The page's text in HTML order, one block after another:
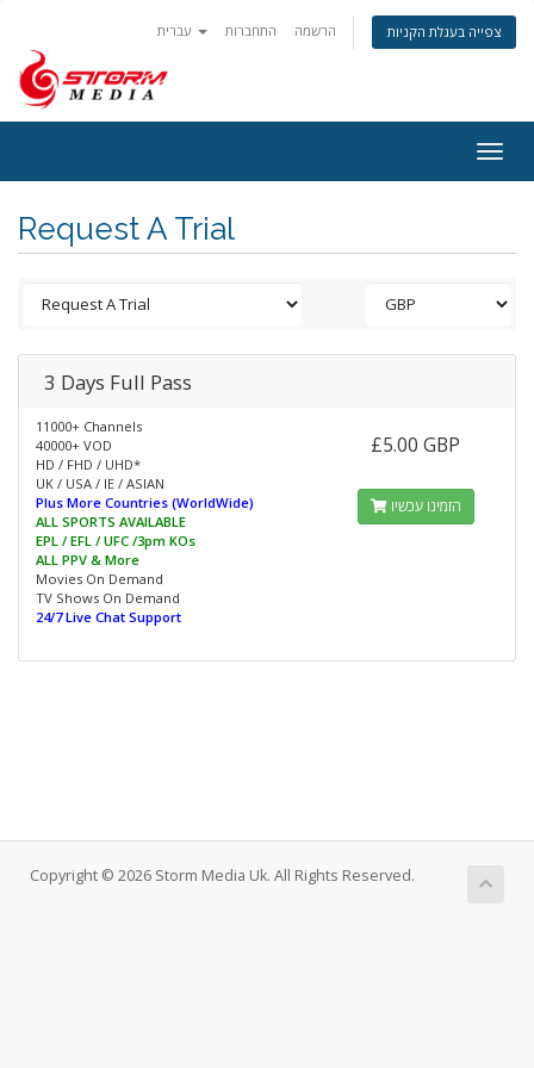
התחברות הרשמה צפייה בעגלת הקניות
Request A Trial
3 Days Full Pass
11000+ Channels
40000+ VOD
HD / FHD / UHD*
UK / USA / IE / ASIAN
Plus More Countries (WorldWide)
ALL SPORTS AVAILABLE
EPL / EFL / UFC /3pm KOs
ALL PPV & More
Movies On Demand
TV Shows On Demand
24/7 Live Chat Support
£5.00 GBP
הזמינו עכשיו
Copyright © 2026 Storm Media Uk. All Rights Reserved.